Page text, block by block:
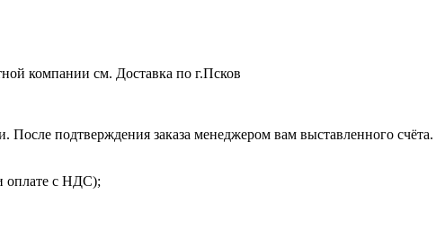
компании см. Доставка по г.Псков
подтверждения заказа менеджером вам выставленного счёта.
оплате с НДС);